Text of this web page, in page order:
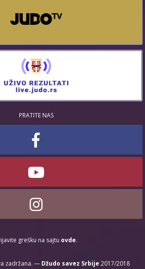
PRATITE NAS
grešku na sajtu ovde.
zadržana. — Džudo savez Srbije 2017/2018